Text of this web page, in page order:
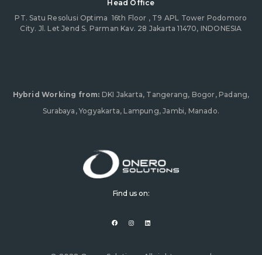
Head Office
PT. Satu Resolusi Optima 16th Floor , T9 APL Tower Podomoro
City. Jl. Let Jend S. Parman Kav. 28 Jakarta 11470, INDONESIA
Hybrid Working from: DKI Jakarta, Tangerang, Bogor, Padang,
Surabaya, Yogyakarta, Lampung, Jambi, Manado.
Find us on:
a
o
n i